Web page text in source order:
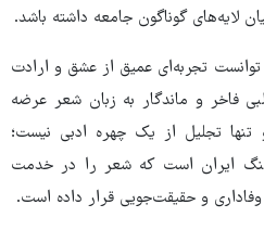
لایه‌های گوناگون جامعه داشته باشد.
تجربه‌ای عمیق از عشق و ارادت
فاخر و ماندگار به زبان شعر عرضه
تجلیل از یک چهره ادبی نیست؛
ایران است که شعر را در خدمت
وفاداری و حقیقت‌جویی قرار داده است.